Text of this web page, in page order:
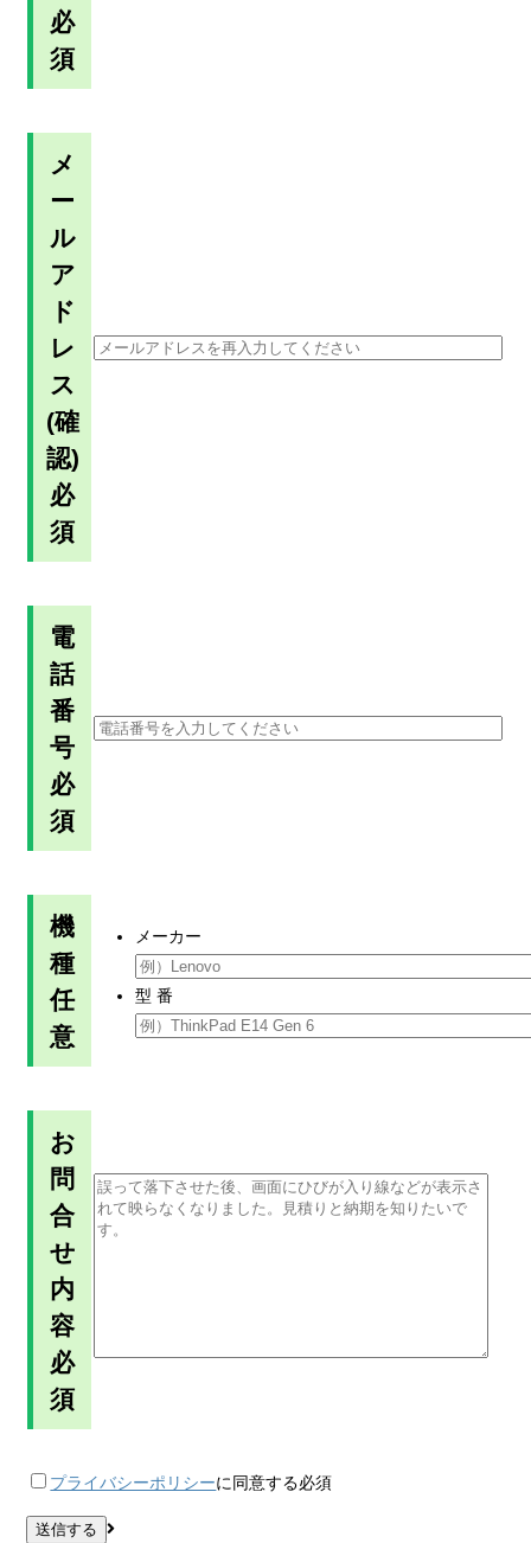
必
須
メ
ー
ル
ア
ド
レ
ス
(確
認)
必
須
電
話
番
号
必
須
機
種
任
意
メーカー
型 番
お
問
合
せ
内
容
必
須
プライバシーポリシーに同意する必須